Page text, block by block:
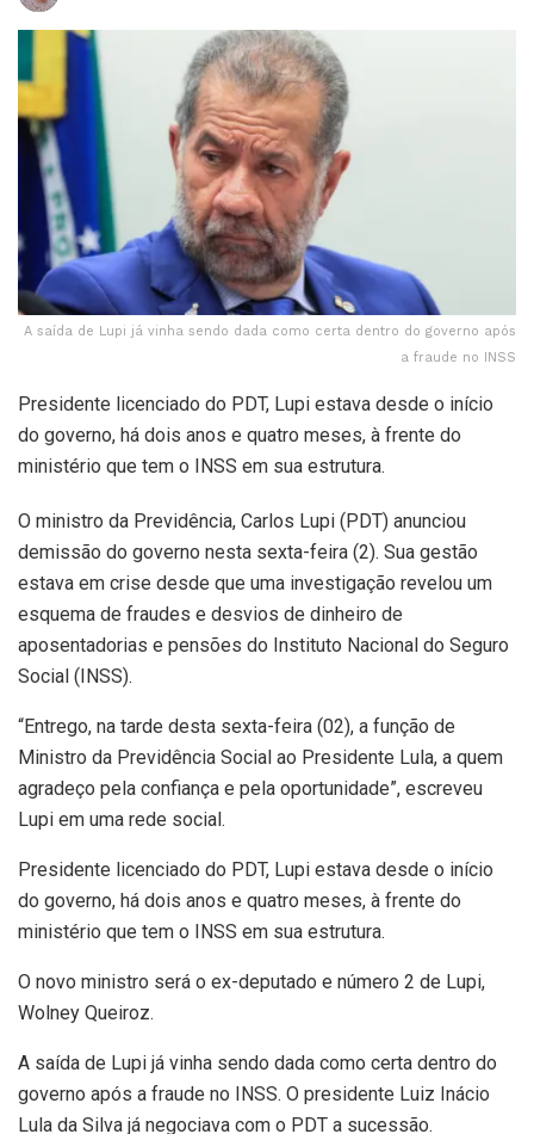
A saída de Lupi já vinha sendo dada como certa dentro do governo após
a fraude no INSS
Presidente licenciado do PDT, Lupi estava desde o início
do governo, há dois anos e quatro meses, à frente do
ministério que tem o INSS em sua estrutura.
O ministro da Previdência, Carlos Lupi (PDT) anunciou
demissão do governo nesta sexta-feira (2). Sua gestão
estava em crise desde que uma investigação revelou um
esquema de fraudes e desvios de dinheiro de
aposentadorias e pensões do Instituto Nacional do Seguro
Social (INSS).
“Entrego, na tarde desta sexta-feira (02), a função de
Ministro da Previdência Social ao Presidente Lula, a quem
agradeço pela confiança e pela oportunidade”, escreveu
Lupi em uma rede social.
Presidente licenciado do PDT, Lupi estava desde o início
do governo, há dois anos e quatro meses, à frente do
ministério que tem o INSS em sua estrutura.
O novo ministro será o ex-deputado e número 2 de Lupi,
Wolney Queiroz.
A saída de Lupi já vinha sendo dada como certa dentro do
governo após a fraude no INSS. O presidente Luiz Inácio
Lula da Silva já negociava com o PDT a sucessão.